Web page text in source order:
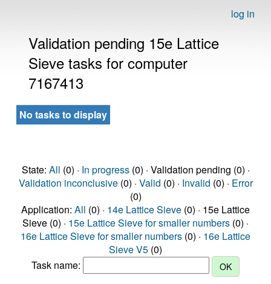
log in
Validation pending 15e Lattice
Sieve tasks for computer
7167413
No tasks to display
State: All (0) · In progress(0) · Validation pending (0) ·
Validation inconclusive(0) · Valid (0) · Invalid (0) · Error
(0)
Application: All (0) · 14e Lattice Sieve (0) · 15e Lattice
Sieve (0) · 15e Lattice Sieve for smaller numbers (0) ·
16e Lattice Sieve for smaller numbers (0) · 16e Lattice
Sieve V5 (0)
Task name: